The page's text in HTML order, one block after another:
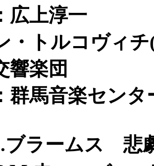
広上淳一
・トルコヴィ
響楽団
群馬音楽センタ
ブラームス 悲